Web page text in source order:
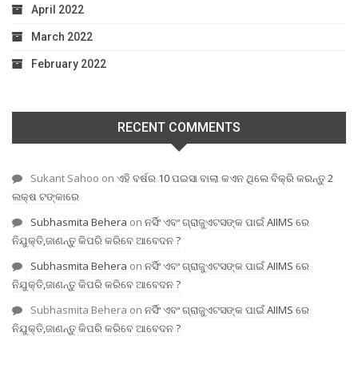
April 2022
March 2022
February 2022
RECENT COMMENTS
Sukant Sahoo on ଏହି ବର୍ଷର 10 ପଇସା ବାଲା କଏନ ଥିଲେ ବିକ୍ରି କରନ୍ତୁ 2
ଲକ୍ଷ ଟଙ୍କାରେ
Subhasmita Behera on ନର୍ସିଂ ଏବଂ ଗ୍ରାଜୁଏଟସଙ୍କ ପାଇଁ AIIMS ରେ
ନିଯୁକ୍ତି,ଜାଣନ୍ତୁ କିପରି କରିବେ ଆବେଦନ ?
Subhasmita Behera on ନର୍ସିଂ ଏବଂ ଗ୍ରାଜୁଏଟସଙ୍କ ପାଇଁ AIIMS ରେ
ନିଯୁକ୍ତି,ଜାଣନ୍ତୁ କିପରି କରିବେ ଆବେଦନ ?
Subhasmita Behera on ନର୍ସିଂ ଏବଂ ଗ୍ରାଜୁଏଟସଙ୍କ ପାଇଁ AIIMS ରେ
ନିଯୁକ୍ତି,ଜାଣନ୍ତୁ କିପରି କରିବେ ଆବେଦନ ?